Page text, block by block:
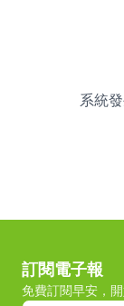
系統
訂閱電子報
免費訂閱早安，